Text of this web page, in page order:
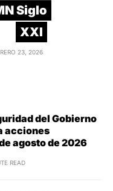
Siglo
XXI
23, 2026
del Gobierno
acciones
agosto de 2026
READ